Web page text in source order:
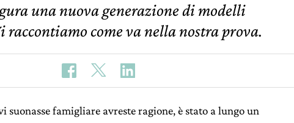
una nuova generazione di modelli
raccontiamo come va nella nostra prova.
suonasse famigliare avreste ragione, è stato a lungo un